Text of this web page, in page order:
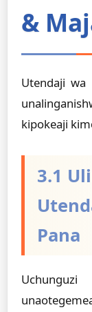
&
Utendaji wa
kipokeaji
3.1
Pana